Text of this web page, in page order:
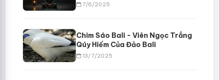
7/6/2025
Chim Sáo Bali - Viên Ngọc Trắng
Qúy Hiếm Của Đảo Bali
13/7/2025